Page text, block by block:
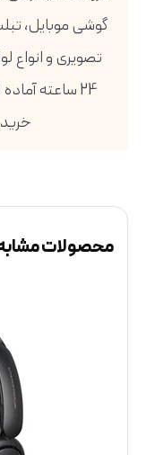
گوشی موبایل،
24 ساعته
محصولات